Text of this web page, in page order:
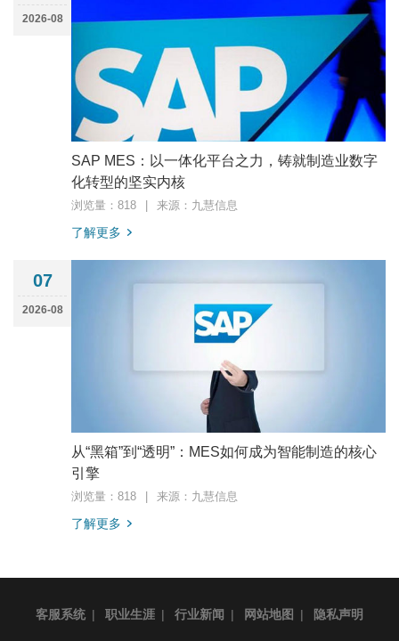
2026-08
SAP MES：以一体化平台之力，铸就制造业数字
化转型的坚实内核
浏览量：818 来源：九慧信息
了解更多
07
2026-08
从“黑箱”到“透明”：MES如何成为智能制造的核心
引擎
浏览量：818 来源：九慧信息
了解更多
客服系统 | 职业生涯 | 行业新闻 | 网站地图 | 隐私声明